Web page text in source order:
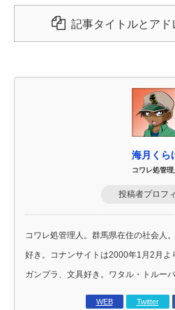
記事タイトルとアド
海月くら
コワレ処管理
投稿者プロフ
コワレ処管理人。群馬県在住の社会人
好き。コナンサイトは2000年1月2月よ
ガンプラ、文具好き。ワタル・トルーパ
WEB Twitter